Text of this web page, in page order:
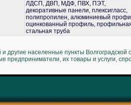
ЛДСП, ДВП, МДФ, ПВХ, ПЭТ,
декоративные панели, плексигласс,
полипропилен, алюминиевый
оцинкованный профиль,
стальная труба
и другие населенные пункты Волгоградской
предприниматели, их товары и услуги,